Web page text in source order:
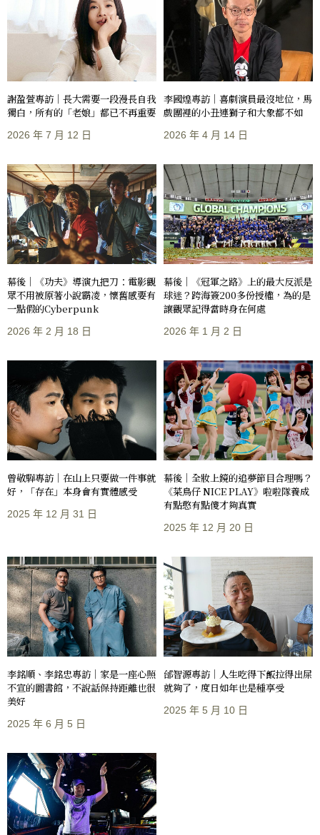
謝盈萱專訪｜長大需要一段漫長自我
獨白，所有的「老娘」都已不再重要
2026 年 7 月 12 日
李國煌專訪｜喜劇演員最沒地位，馬
戲團裡的小丑連獅子和大象都不如
2026 年 4 月 14 日
幕後｜《功夫》導演九把刀：電影觀
眾不用被原著小說霸凌，懷舊感要有
一點假的Cyberpunk
2026 年 2 月 18 日
幕後｜《冠軍之路》上的最大反派是
球迷？跨海簽200多份授權，為的是
讓觀眾記得當時身在何處
2026 年 1 月 2 日
曾敬驊專訪｜在山上只要做一件事就
好，「存在」本身會有實體感受
2025 年 12 月 31 日
幕後｜全妝上鏡的追夢節目合理嗎？
《菜鳥仔 NICE PLAY》啦啦隊養成
有點憨有點傻才夠真實
2025 年 12 月 20 日
李銘順、李銘忠專訪｜家是一座心照
不宣的圖書館，不說話保持距離也很
美好
2025 年 6 月 5 日
邰智源專訪｜人生吃得下飯拉得出屎
就夠了，度日如年也是種享受
2025 年 5 月 10 日